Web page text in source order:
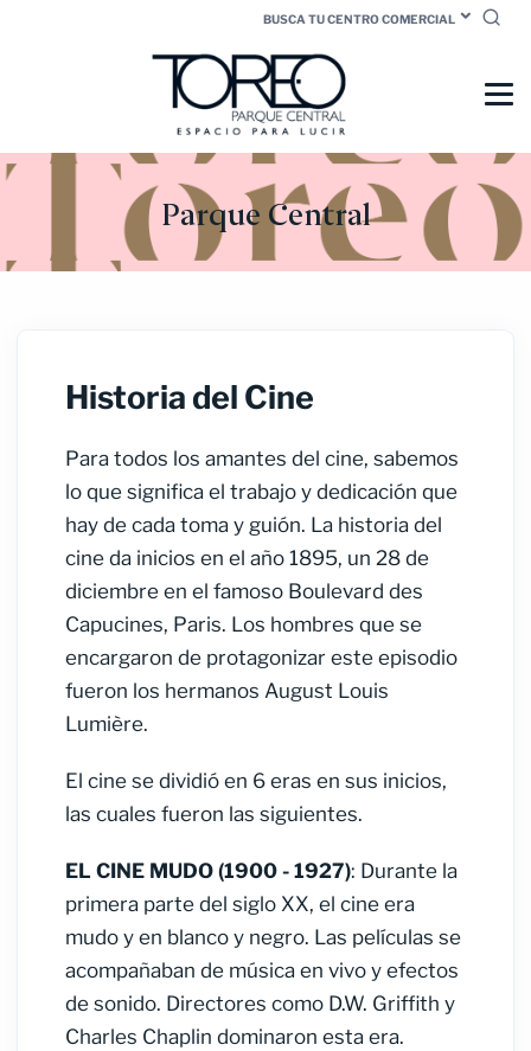
BUSCA TU CENTRO COMERCIAL
Parque Central
Historia del Cine
Para todos los amantes del cine, sabemos
lo que significa el trabajo y dedicación que
hay de cada toma y guión. La historia del
cine da inicios en el año 1895, un 28 de
diciembre en el famoso Boulevard des
Capucines, Paris. Los hombres que se
encargaron de protagonizar este episodio
fueron los hermanos August Louis
Lumière.
El cine se dividió en 6 eras en sus inicios,
las cuales fueron las siguientes.
EL CINE MUDO (1900 - 1927): Durante la
primera parte del siglo XX, el cine era
mudo y en blanco y negro. Las películas se
acompañaban de música en vivo y efectos
de sonido. Directores como D.W. Griffith y
Charles Chaplin dominaron esta era.